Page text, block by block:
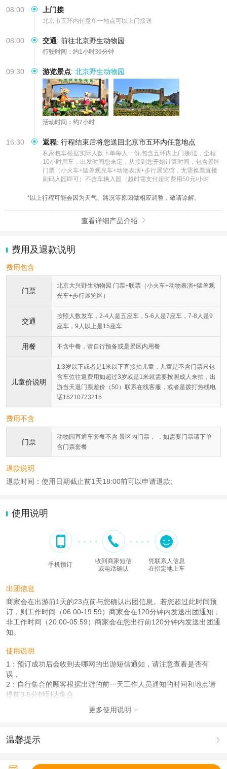
08:00 上门接
北京市五环内任意单一地点可以上门接送
08:00 交通: 前往北京野生动物园
行驶时间：约1小时30分钟
09:30 游览景点: 北京野生动物园
活动时间：约7小时
16:30 返程: 行程结束后将您送回北京市五环内任意地点
私家包车根据实际人数下单每人一份,包含五环内上门接/送，全程
10小时用车，出发时间您来定，从接到您开始计算时间，包含景区
门票（小火车+猛兽观光车+动物表演+步行展览馆，无需换票直接
刷码入园即可）不含车辆入园（超时需支付超时费用50元/小时
*以上行程可能会因为天气、路况等原因做相应调整，敬请谅解。
查看详细产品介绍 
费用及退款说明
费用包含
门票
北京大兴野生动物园 门票+联票（小火车+动物表演+猛兽观
光车+步行展览区）
交通
按照人数发车，2-4人是五座车，5-6人是7座车，7-8人是9
座车，9人以上是15座车
用餐 不含中餐，请自行预备或是景区内用餐
儿童价说明
1:3岁以下或者是1米以下直接拍儿童，儿童是不含门票只包
含车位往返费用如超过3岁或是1米就需要按照成人来拍，出
游当天退门票差价（50）联系在线客服，或者是拨打热线电
话15210723215
费用不含
门票
动物园直通车套餐不含 景区内门票， ，如需要门票请下单
含门票套餐
退款说明
退款时间：使用日期截止前1天18:00前可以申请退款;
使用说明
手机预订
收到商家短信
或电话确认
凭联系人信息
在指定地上车
出团信息
商家会在出游前1天的23点前与您确认出团信息。若您超过此时间预
订，则工作时间（06:00-19:59）商家会在120分钟内发送出团通知；
非工作时间（20:00-05:59）商家会在您出行前120分钟内发送出团通
知。
使用说明
1：预订成功后会收到去哪网的出游短信通知，请注意查看是否有
误，
2：自行集合的顾客根据出游的前一天工作人员通知的时间和地点请
提前3-5分钟到达集合
3：下单含接的顾客（五环内接）出游的前一天会有工作人员20:00-
22.：30分左右通知上门接的时间，请提前做好洗漱准备（含接是2位
4：下单私家团的顾客根据人数下单每人一份下单即可,私家团包含五
环内上门接/送，全程10小时用车，出发时间您来定，从接到您开始
馆，无需换票直接刷码入院即可）
更多使用说明 
温馨提示 